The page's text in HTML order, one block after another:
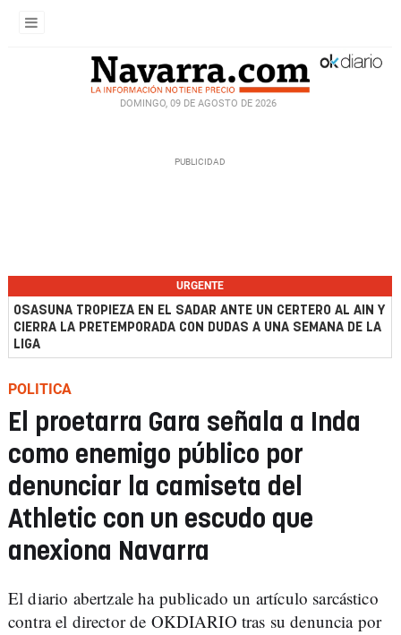
DOMINGO, 09 DE AGOSTO DE 2026
URGENTE
OSASUNA TROPIEZA EN EL SADAR ANTE UN CERTERO AL AIN Y
CIERRA LA PRETEMPORADA CON DUDAS A UNA SEMANA DE LA
LIGA
POLITICA
El proetarra Gara señala a Inda
como enemigo público por
denunciar la camiseta del
Athletic con un escudo que
anexiona Navarra
El diario abertzale ha publicado un artículo sarcástico
contra el director de OKDIARIO tras su denuncia por